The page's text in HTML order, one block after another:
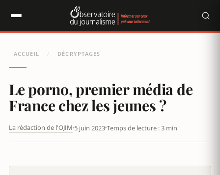
ACCUEIL / DÉCRYPTAGES
Le porno, premier média de
France chez les jeunes ?
La rédaction de l'OJIM 5 juin 2023Temps de lecture : 3 min
Panneau de gestion des cookies